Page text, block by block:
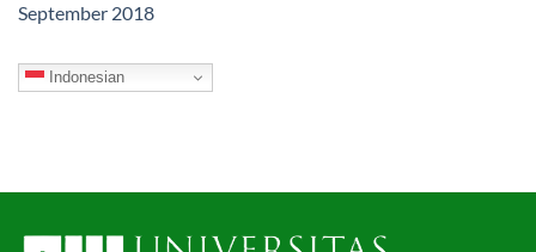
September 2018
Indonesian